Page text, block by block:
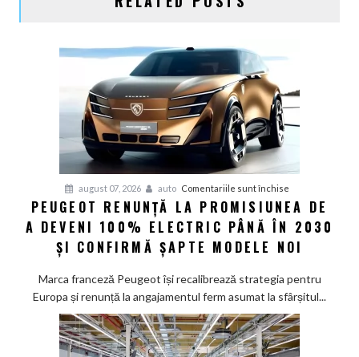
august 07, 2026 auto Comentariile sunt închise
Peugeot
renunță
la
de
a
100%
electric
PEUGEOT RENUNȚĂ LA PROMISIUNEA DE
A DEVENI 100% ELECTRIC PÂNĂ ÎN 2030
ȘI CONFIRMĂ ȘAPTE MODELE NOI
Marca franceză Peugeot își recalibrează strategia pentru
Europa și renunță la angajamentul ferm asumat la sfârșitul...